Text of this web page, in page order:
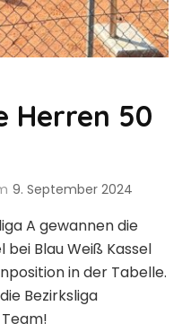
Herren 50
9. September 2024
A gewannen die
bei Blau Weiß Kassel
in der Tabelle.
Bezirksliga